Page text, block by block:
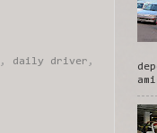
, daily driver ,